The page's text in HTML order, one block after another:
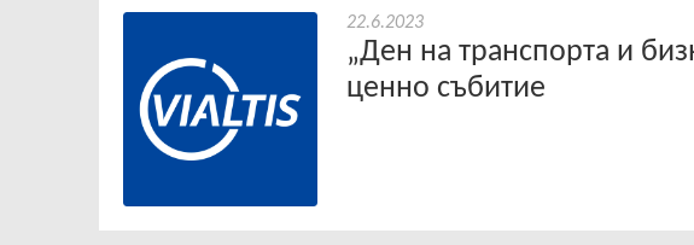
22.6.2023
„Ден на транспорта и
ценно събитие